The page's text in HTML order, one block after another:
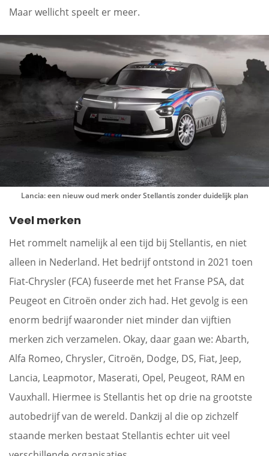
Maar wellicht speelt er meer.
Lancia: een nieuw oud merk onder Stellantis zonder duidelijk plan
Veel merken
Het rommelt namelijk al een tijd bij Stellantis, en niet
alleen in Nederland. Het bedrijf ontstond in 2021 toen
Fiat-Chrysler (FCA) fuseerde met het Franse PSA, dat
Peugeot en Citroën onder zich had. Het gevolg is een
enorm bedrijf waaronder niet minder dan vijftien
merken zich verzamelen. Okay, daar gaan we: Abarth,
Alfa Romeo, Chrysler, Citroën, Dodge, DS, Fiat, Jeep,
Lancia, Leapmotor, Maserati, Opel, Peugeot, RAM en
Vauxhall. Hiermee is Stellantis het op drie na grootste
autobedrijf van de wereld. Dankzij al die op zichzelf
staande merken bestaat Stellantis echter uit veel